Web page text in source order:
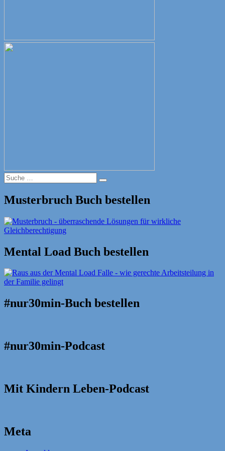
Suche
nach:
Suche
Musterbruch Buch bestellen
Mental Load Buch bestellen
#nur30min-Buch bestellen
#nur30min-Podcast
Mit Kindern Leben-Podcast
Meta